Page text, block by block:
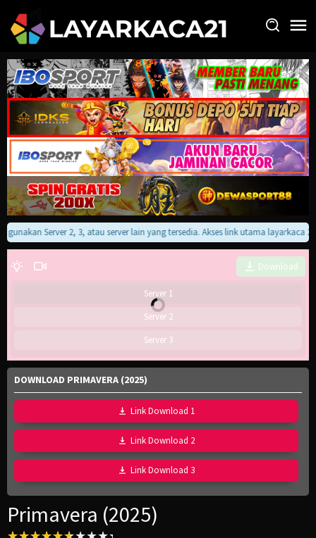
konten
Server 2, 3, atau server lain yang tersedia. Akses link utama layarkaca
Download
Server 1
Server 2
Server 3
DOWNLOAD PRIMAVERA (2025)
Link Download 1
Link Download 2
Link Download 3
Primavera (2025)